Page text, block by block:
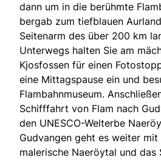
dann um in die berühmte
bergab zum tiefblauen
Seitenarm des über 200 km
Unterwegs halten Sie am
Kjosfossen für einen
eine Mittagspause ein und
Flambahnmuseum.
Schifffahrt von Flam nach
den UNESCO-Welterbe
Gudvangen geht es weiter
malerische Naeröytal und das